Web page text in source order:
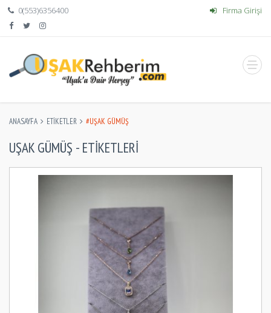
0(553)6356400 Firma Girişi
ANASAYFA ETIKETLER #UŞAK GÜMÜŞ
UŞAK GÜMÜŞ - ETIKETLERI